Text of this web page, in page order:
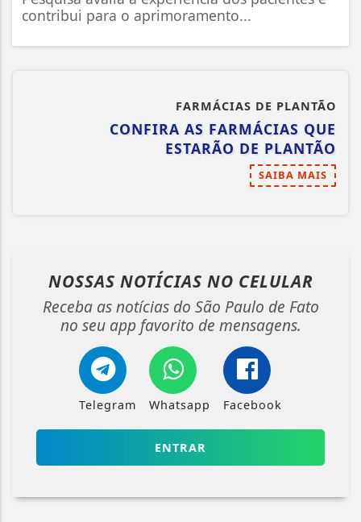
contribui para o aprimoramento...
FARMÁCIAS DE PLANTÃO
CONFIRA AS FARMÁCIAS QUE
ESTARÃO DE PLANTÃO
SAIBA MAIS
NOSSAS NOTÍCIAS NO CELULAR
Receba as notícias do São Paulo de Fato
no seu app favorito de mensagens.
Telegram Whatsapp Facebook
ENTRAR